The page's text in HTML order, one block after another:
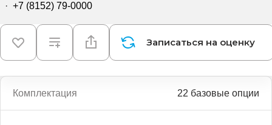
· +7 (8152) 79-0000
Записаться на оценку
Комплектация 22 базовые опции